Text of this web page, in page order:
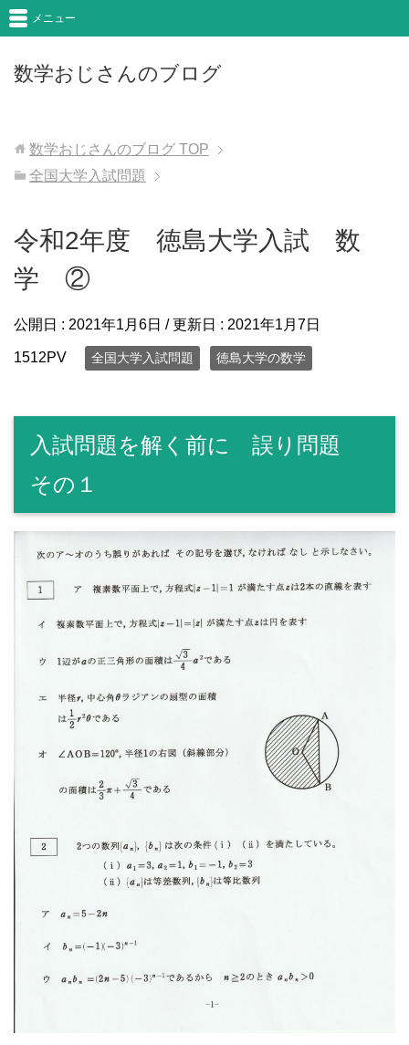
数学おじさんのブログ
メニュー
数学おじさんのブログ TOP
全国大学入試問題
令和2年度 徳島大学入試 数
学 ②
公開日 : 2021年1月6日 / 更新日 : 2021年1月7日
1512PV 全国大学入試問題 徳島大学の数学
入試問題を解く前に 誤り問題
その１